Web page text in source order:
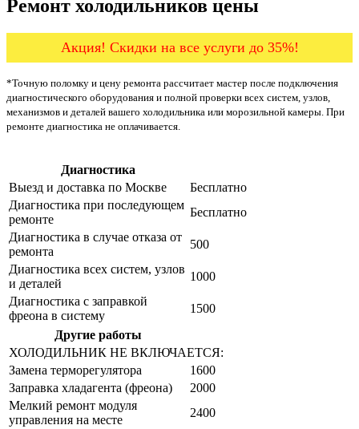
Ремонт холодильников цены
Акция! Скидки на все услуги до 35%!
*Точную поломку и цену ремонта рассчитает мастер после подключения
диагностического оборудования и полной проверки всех систем, узлов,
механизмов и деталей вашего холодильника или морозильной камеры. При
ремонте диагностика не оплачивается.
Диагностика
Выезд и доставка по Москве
Бесплатно
Диагностика при последующем
ремонте
Бесплатно
Диагностика в случае отказа от
ремонта
500
Диагностика всех систем, узлов
и деталей
1000
Диагностика с заправкой
фреона в систему
1500
Другие работы
ХОЛОДИЛЬНИК НЕ ВКЛЮЧАЕТСЯ:
Замена терморегулятора
1600
Заправка хладагента (фреона)
2000
Мелкий ремонт модуля
управления на месте
2400